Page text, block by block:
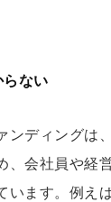
らない
ンディングは
、会社員や経
います。例え